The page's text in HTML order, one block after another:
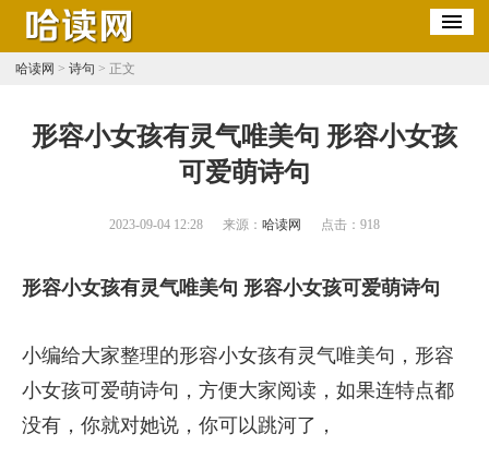
哈读网 > 诗句 > 正文
​形容小女孩有灵气唯美句 形容小女孩
可爱萌诗句
2023-09-04 12:28 来源： 哈读网 点击： 918
形容小女孩有灵气唯美句 形容小女孩可爱萌诗句
小编给大家整理的形容小女孩有灵气唯美句，形容
小女孩可爱萌诗句，方便大家阅读，如果连特点都
没有，你就对她说，你可以跳河了，